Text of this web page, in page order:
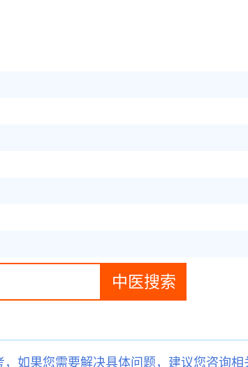
如果您需要解决具体问题，建议您咨询相